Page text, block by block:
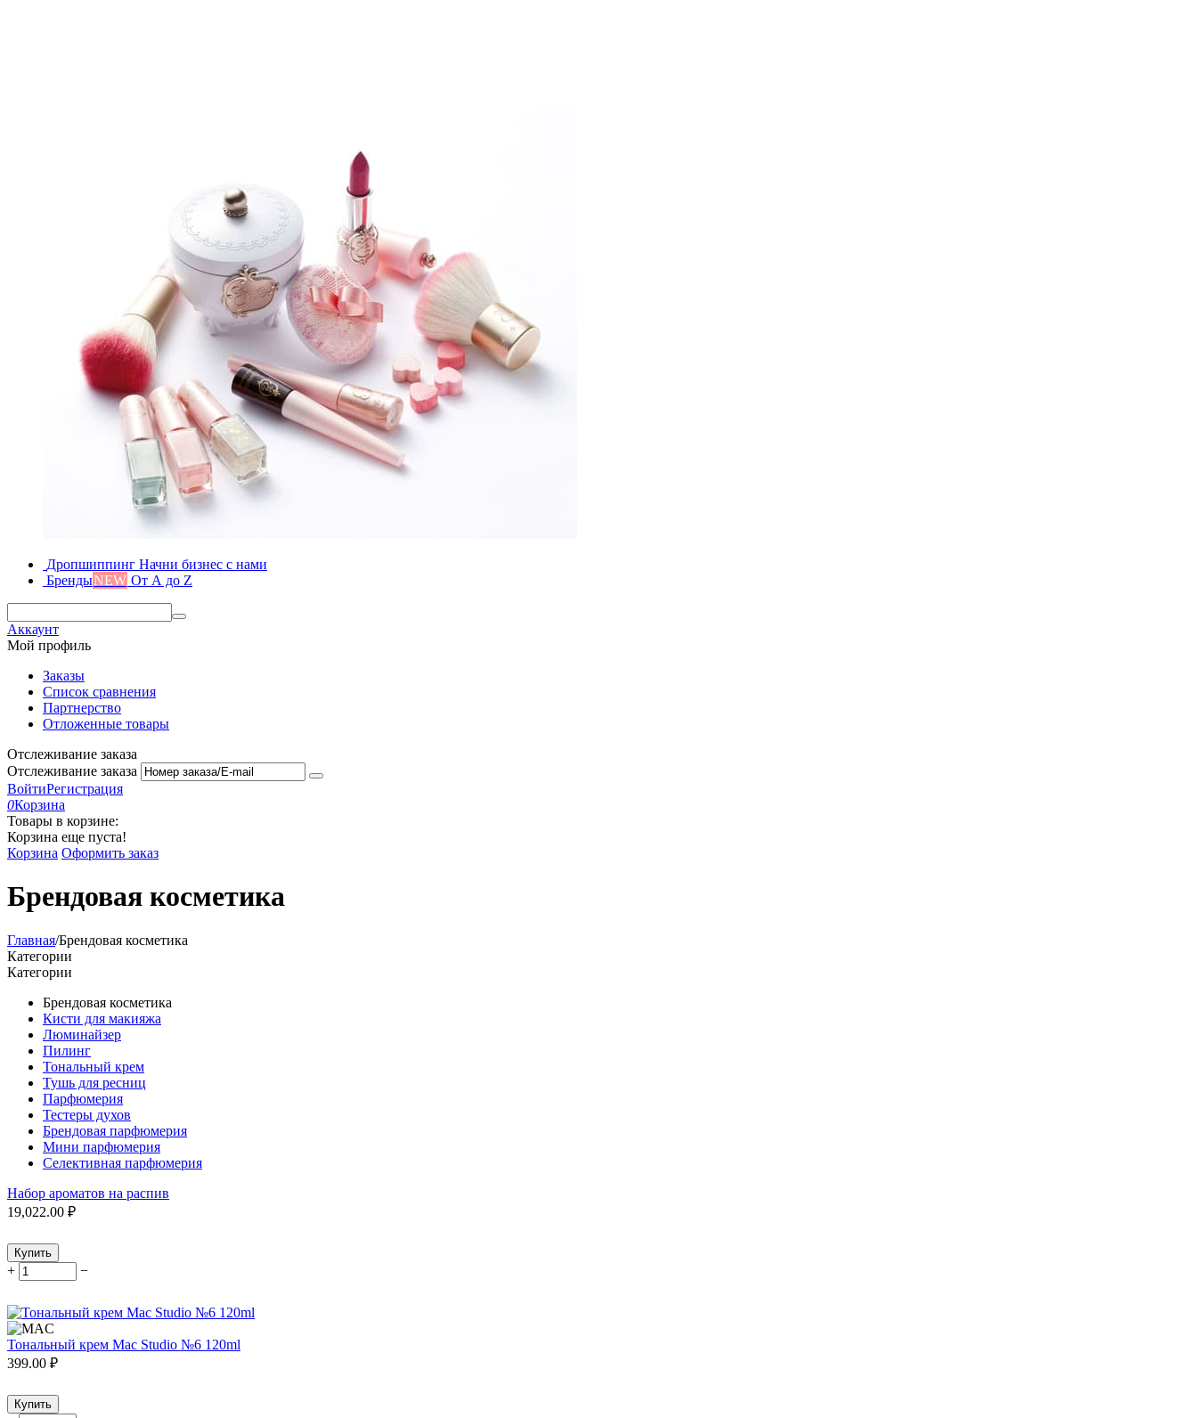
Дропшиппинг Начни бизнес с нами
БрендыNEW От А до Z
Аккаунт
Мой профиль
Заказы
Список сравнения
Партнерство
Отложенные товары
Отслеживание заказа
Отслеживание заказа
ВойтиРегистрация
0Корзина
Товары в корзине:
Корзина еще пуста!
Корзина Оформить заказ
Брендовая косметика
Главная/Брендовая косметика
Категории
Категории
Брендовая косметика
Кисти для макияжа
Люминайзер
Пилинг
Тональный крем
Тушь для ресниц
Парфюмерия
Тестеры духов
Брендовая парфюмерия
Мини парфюмерия
Селективная парфюмерия
Набор ароматов на распив
19,022.00 ₽
Купить
+ −
Тональный крем Mac Studio №6 120ml
399.00 ₽
Купить